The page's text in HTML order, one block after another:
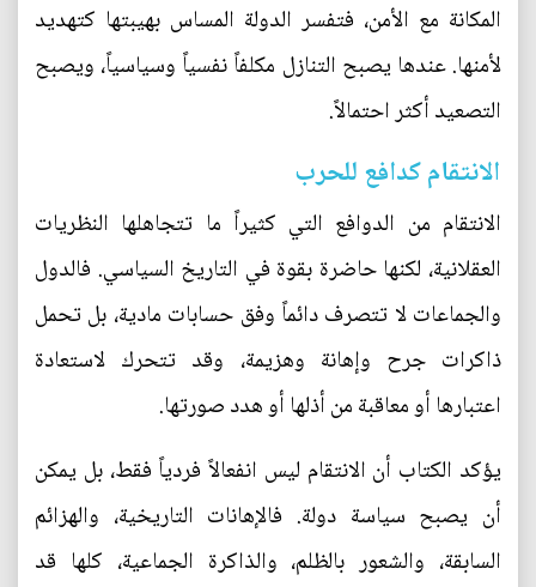
المكانة مع الأمن، فتفسر الدولة المساس بهيبتها كتهديد
لأمنها. عندها يصبح التنازل مكلفاً نفسياً وسياسياً، ويصبح
التصعيد أكثر احتمالاً.
الانتقام كدافع للحرب
الانتقام من الدوافع التي كثيراً ما تتجاهلها النظريات
العقلانية، لكنها حاضرة بقوة في التاريخ السياسي. فالدول
والجماعات لا تتصرف دائماً وفق حسابات مادية، بل تحمل
ذاكرات جرح وإهانة وهزيمة، وقد تتحرك لاستعادة
اعتبارها أو معاقبة من أذلها أو هدد صورتها.
يؤكد الكتاب أن الانتقام ليس انفعالاً فردياً فقط، بل يمكن
أن يصبح سياسة دولة. فالإهانات التاريخية، والهزائم
السابقة، والشعور بالظلم، والذاكرة الجماعية، كلها قد